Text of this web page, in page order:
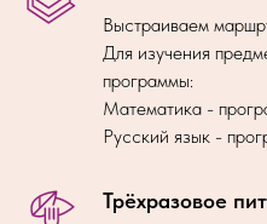
Выстраиваем
Для изучения
программы:
Математика -
Русский язык -
Трёхразовое